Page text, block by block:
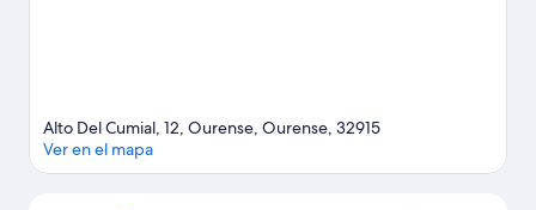
Alto Del Cumial, 12, Ourense, Ourense, 32915
Ver en el mapa